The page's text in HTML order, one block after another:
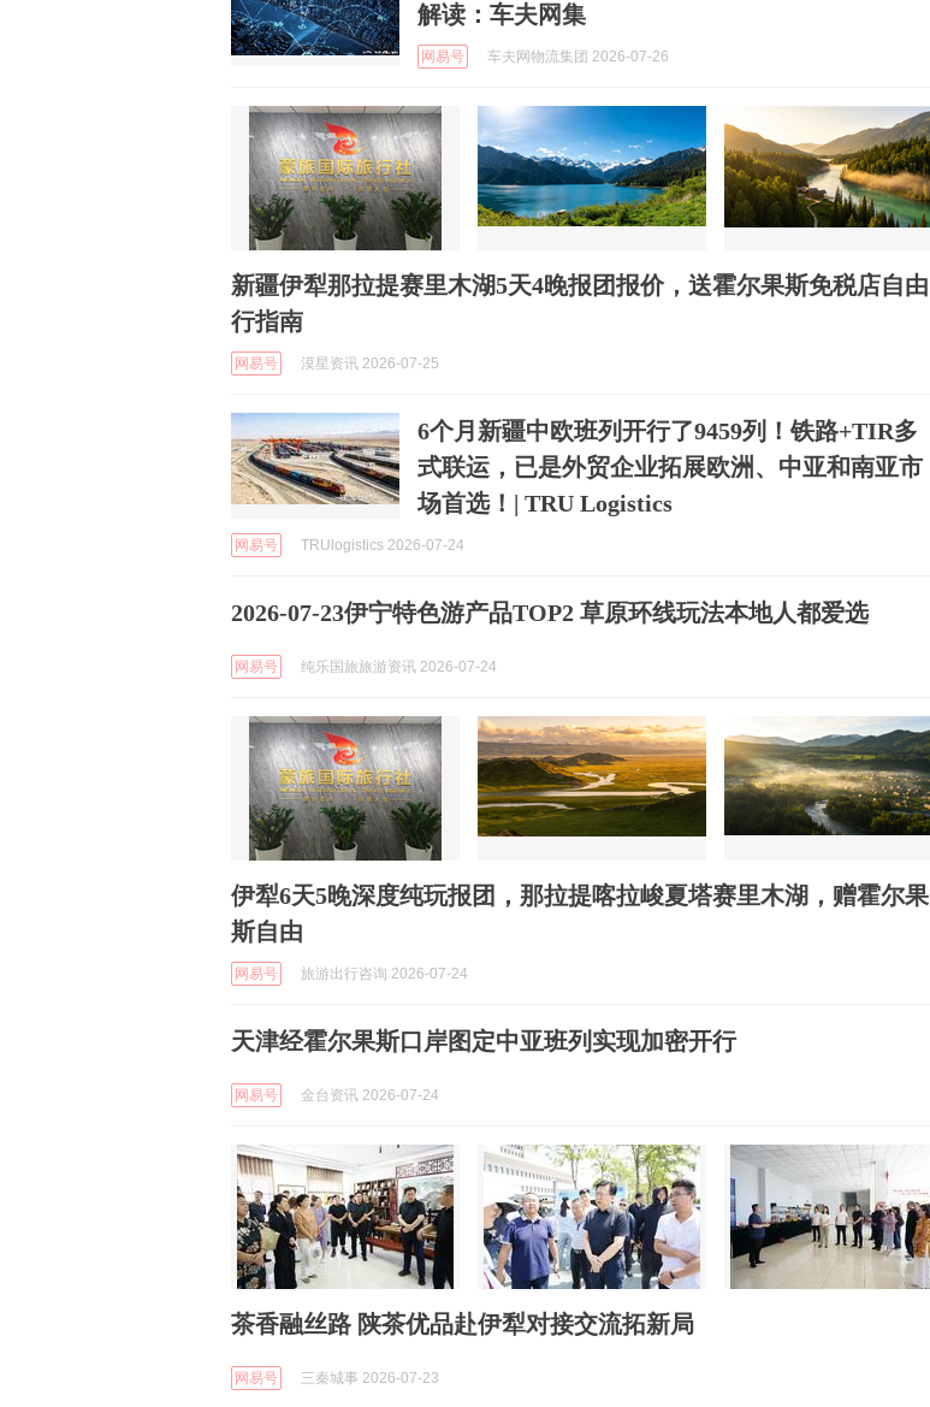
解读：车夫网集
网易号 车夫网物流集团 2026-07-26
新疆伊犁那拉提赛里木湖5天4晚报团报价，送霍尔果斯免税店自由
行指南
网易号 漠星资讯 2026-07-25
6个月新疆中欧班列开行了9459列！铁路+TIR多
式联运，已是外贸企业拓展欧洲、中亚和南亚市
场首选！| TRU Logistics
网易号 TRUlogistics 2026-07-24
2026-07-23伊宁特色游产品TOP2 草原环线玩法本地人都爱选
网易号 纯乐国旅旅游资讯 2026-07-24
伊犁6天5晚深度纯玩报团，那拉提喀拉峻夏塔赛里木湖，赠霍尔果
斯自由
网易号 旅游出行咨询 2026-07-24
天津经霍尔果斯口岸图定中亚班列实现加密开行
网易号 金台资讯 2026-07-24
茶香融丝路 陕茶优品赴伊犁对接交流拓新局
网易号 三秦城事 2026-07-23